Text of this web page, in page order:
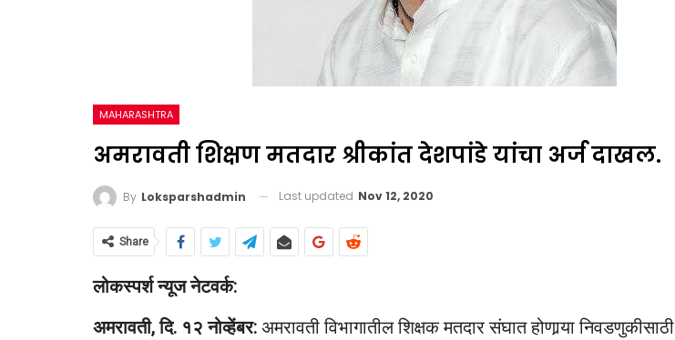
MAHARASHTRA
अमरावती शिक्षण मतदार श्रीकांत देशपांडे यांचा अर्ज दाखल.
By Loksparshadmin Last updated Nov 12, 2020
Share
लोकस्पर्श न्यूज नेटवर्क:
अमरावती, दि. १२ नोव्हेंबर: अमरावती विभागातील शिक्षक मतदार संघात होणार्‍या निवडणुकीसाठी